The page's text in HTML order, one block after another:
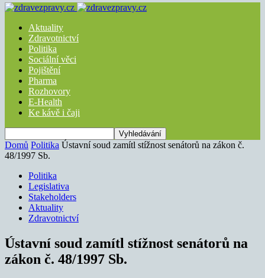
Aktuality
Zdravotnictví
Politika
Sociální věci
Pojištění
Pharma
Rozhovory
E-Health
Ke kávě i čaji
Domů Politika Ústavní soud zamítl stížnost senátorů na zákon č.
48/1997 Sb.
Politika
Legislativa
Stakeholders
Aktuality
Zdravotnictví
Ústavní soud zamítl stížnost senátorů na
zákon č. 48/1997 Sb.